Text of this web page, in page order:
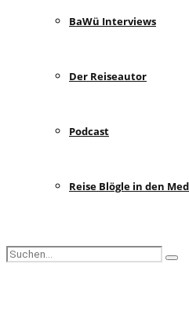
BaWü Interviews
Der Reiseautor
Podcast
Reise Blögle in den
Search